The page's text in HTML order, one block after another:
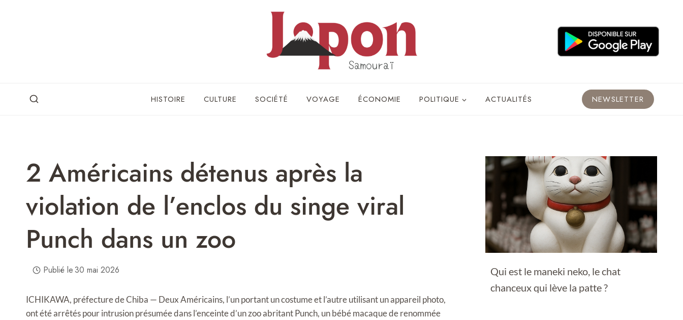
HISTOIRE CULTURE SOCIÉTÉ VOYAGE ÉCONOMIE POLITIQUE ACTUALITÉS NEWSLETTER
2 Américains détenus après la
violation de l’enclos du singe viral
Punch dans un zoo
Publié le30 mai 2026
ICHIKAWA, préfecture de Chiba — Deux Américains, l’un portant un costume et l’autre utilisant un appareil photo,
ont été arrêtés pour intrusion présumée dans l’enceinte d’un zoo abritant Punch, un bébé macaque de renommée
Qui est le maneki neko, le chat
chanceux qui lève la patte ?